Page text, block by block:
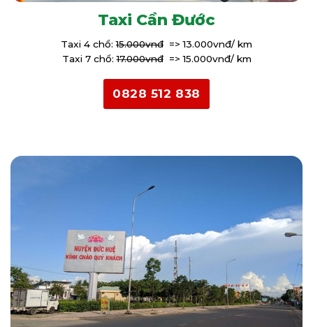
Taxi Cần Đước
Taxi 4 chổ:15.000vnđ=> 13.000vnđ/ km
Taxi 7 chổ:17.000vnđ=> 15.000vnđ/ km
0828 512 838